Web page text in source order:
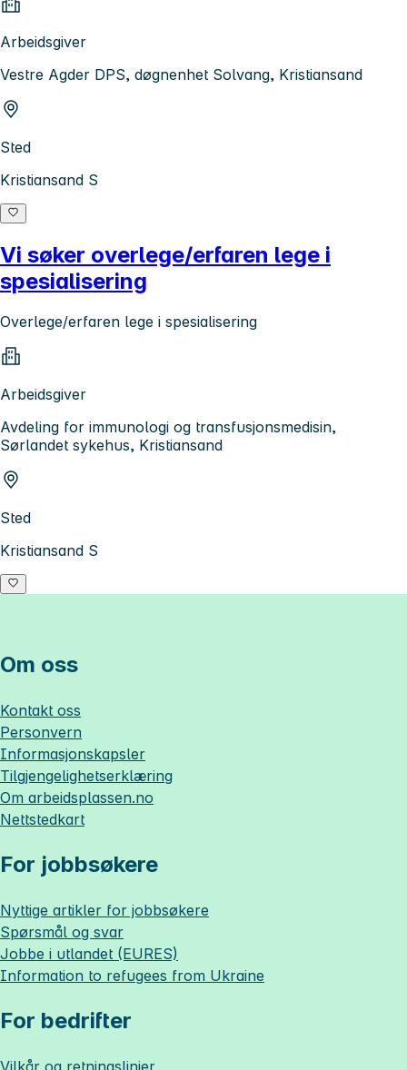
Arbeidsgiver
Vestre Agder DPS, døgnenhet Solvang, Kristiansand
Sted
Kristiansand S
Vi søker overlege/erfaren lege i
spesialisering
Overlege/erfaren lege i spesialisering
Arbeidsgiver
Avdeling for immunologi og transfusjonsmedisin,
Sørlandet sykehus, Kristiansand
Sted
Kristiansand S
Om oss
Kontakt oss
Personvern
Informasjonskapsler
Tilgjengelighetserklæring
Om arbeidsplassen.no
Nettstedkart
For jobbsøkere
Nyttige artikler for jobbsøkere
Spørsmål og svar
Jobbe i utlandet (EURES)
Information to refugees from Ukraine
For bedrifter
Vilkår og retningslinjer